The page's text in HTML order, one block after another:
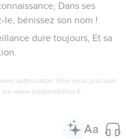
Dans ses
le, bénissez son nom !
dure toujours, Et sa
autorisation. Pour vous procurer
www.editionsbiblio.fr